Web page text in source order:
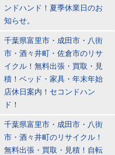
ンドハンド！夏季休業日のお
知らせ。
千葉県富里市・成田市・八街
市・酒々井町・佐倉市のリサ
イクル！無料出張・買取・見
積！ベッド・家具・年末年始
店休日案内！セコンドハン
ド！
千葉県富里市・成田市・八街
市・酒々井町のリサイクル！
無料出張・買取・見積！自転